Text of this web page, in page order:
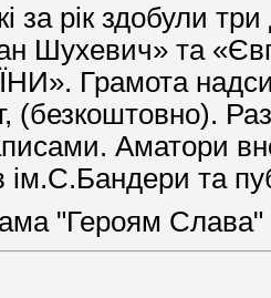
за рік здобули
Шухевич» та
Грамота
(безкоштовно).
Аматори
ім.С.Бандери та
"Героям Слава"